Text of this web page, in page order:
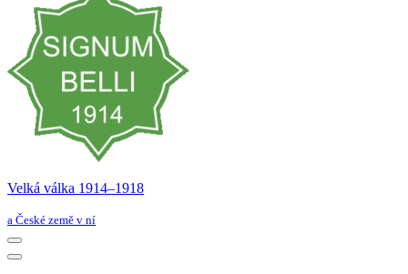
Velká válka 1914–⁠⁠⁠⁠⁠⁠1918
a České země v ní
Navigační
menu
Navigační